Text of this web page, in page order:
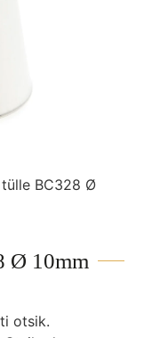
BC328 Ø
Ø 10mm
otsik.